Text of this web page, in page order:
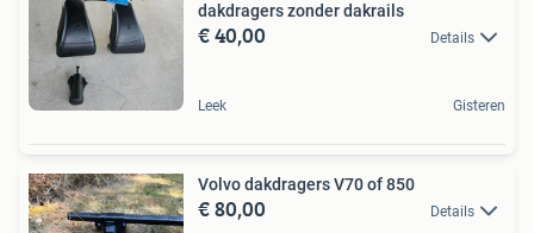
dakdragers zonder dakrails
€ 40,00 Details
Leek Gisteren
Volvo dakdragers V70 of 850
€ 80,00 Details